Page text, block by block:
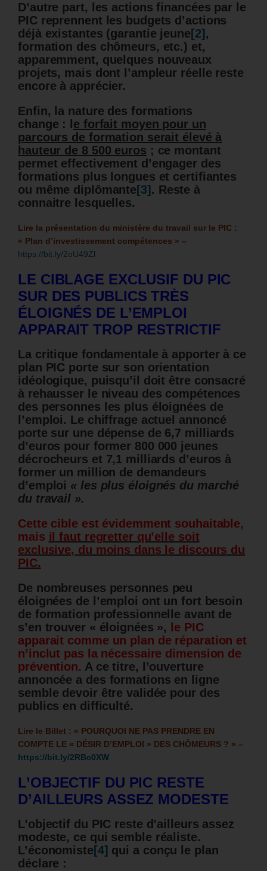
D’autre part, les actions financées par le
PIC reprennent les budgets d’actions
déjà existantes (garantie jeune [2] ,
formation des chômeurs, etc.) et,
apparemment, quelques nouveaux
projets, mais dont l’ampleur réelle reste
encore à apprécier.
Enfin, la nature des formations
change : l e forfait moyen pour un
parcours de formation serait élevé à
hauteur de 8 500 euros ; ce montant
permet effectivement d’engager des
formations plus longues et certifiantes
ou même diplômante [3] . Reste à
connaitre lesquelles.
Lire la présentation du ministère du travail sur le PIC :
« Plan d’investissement compétences » –
https://bit.ly/2oU49Zl
LE CIBLAGE EXCLUSIF DU PIC
SUR DES PUBLICS TRÈS
ÉLOIGNÉS DE L’EMPLOI
APPARAIT TROP RESTRICTIF
La critique fondamentale à apporter à ce
plan PIC porte sur son orientation
idéologique, puisqu’il doit être consacré
à rehausser le niveau des compétences
des personnes les plus éloignées de
l’emploi. Le chiffrage actuel annoncé
porte sur une dépense de 6,7 milliards
d’euros pour former 800 000 jeunes
décrocheurs et 7,1 milliards d’euros à
former un million de demandeurs
d’emploi « les plus éloignés du marché
du travail ».
Cette cible est évidemment souhaitable,
mais il faut regretter qu’elle soit
exclusive, du moins dans le discours du
PIC.
De nombreuses personnes peu
éloignées de l’emploi ont un fort besoin
de formation professionnelle avant de
s’en trouver « éloignées »,
le PIC
apparait comme un plan de réparation et
n’inclut pas la nécessaire dimension de
prévention. A ce titre, l ’ouverture
annoncée a des formations en ligne
semble devoir être validée pour des
publics en difficulté.
Lire le Billet : « POURQUOI NE PAS PRENDRE EN
COMPTE LE « DÉSIR D’EMPLOI » DES CHÔMEURS ? » –
https://bit.ly/2RBc0XW
L’OBJECTIF DU PIC RESTE
D’AILLEURS ASSEZ MODESTE
L’objectif du PIC reste d’ailleurs assez
modeste, ce qui semble réaliste.
L’économiste [4] qui a conçu le plan
déclare :